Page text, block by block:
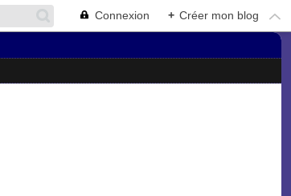
Connexion + Créer mon blog